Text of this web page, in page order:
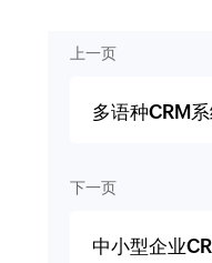
上一页
多语种CRM
下一页
中小型企业